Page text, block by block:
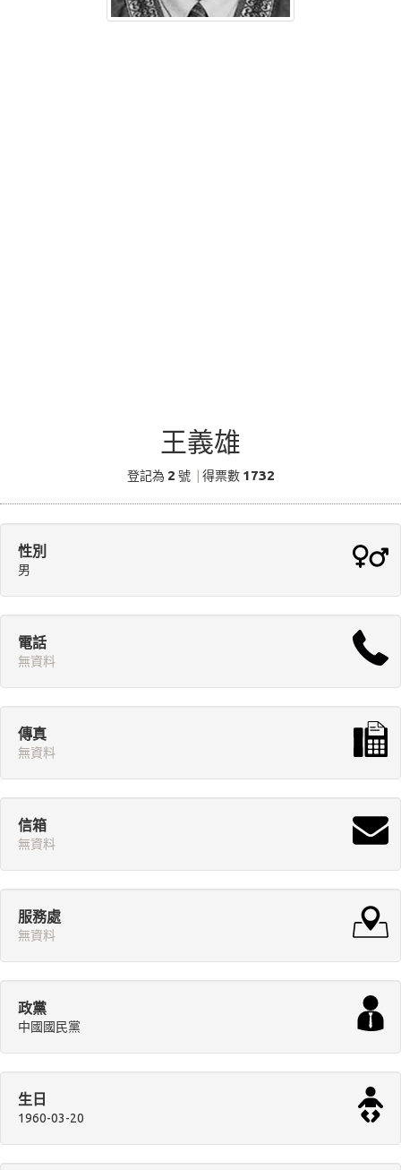
王義雄
登記為 2 號 得票數 1732
性別
男
電話
無資料
傳真
無資料
信箱
無資料
服務處
無資料
政黨
中國國民黨
生日
1960-03-20